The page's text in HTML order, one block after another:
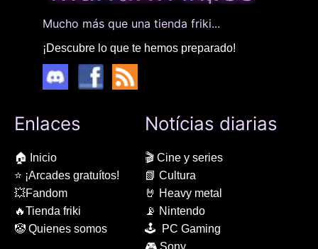
Mucho más que una tienda friki...
¡Descubre lo que te hemos preparado!
Enlaces
🏠 Inicio
⭐ ¡Arcades gratuítos!
💥Fandom
🔥Tienda friki
🤡 Quienes somos
Notícias diarias
🎬 Cine y series
📗 Cultura
🤘 Heavy metal
📡 Nintendo
🕹 PC Gaming
🎮 Sony